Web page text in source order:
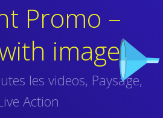
Promo –
image
les videos, Paysage,
Action